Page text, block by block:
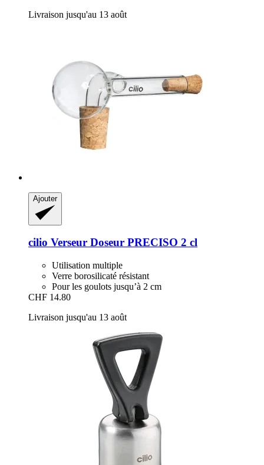
Livraison jusqu'au 13 août
Ajouter
cilio Verseur Doseur PRECISO 2 cl
Utilisation multiple
Verre borosilicaté résistant
Pour les goulots jusqu’à 2 cm
CHF 14.80
Livraison jusqu'au 13 août